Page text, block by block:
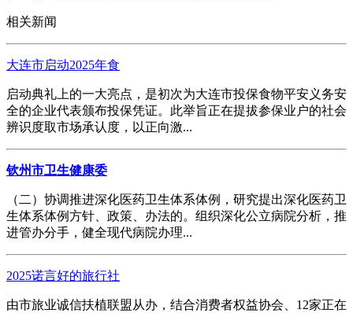
相关新闻
大连市启动2025年食
启动典礼上的一大亮点，是初次为大连市投保食物平安义务安
全的企业代表颁布投保凭证。此举旨正在提拔参保业户的社会
辨识度取市场承认度，以正向激...
钦州市卫生健康委
（二）协调推进深化医药卫生体系体例，研究提出深化医药卫
生体系体例方针、政策、办法的。组织深化公立病院分析，推
进管办分手，健全现代病院办理...
2025诺言好的旅行社
由市旅业诚信扶植联盟从办，结合消费者权益协会、12家正在